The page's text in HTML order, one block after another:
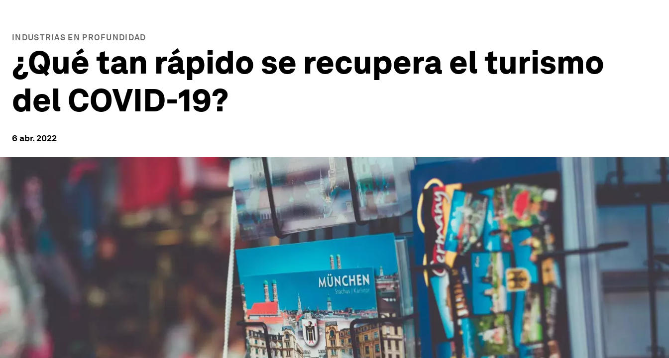
INDUSTRIAS EN PROFUNDIDAD
¿Qué tan rápido se recupera el turismo
del COVID-19?
6 abr. 2022